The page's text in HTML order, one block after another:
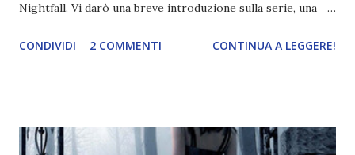
Nightfall. Vi darò una breve introduzione sulla serie, una
e anche un breve commento sui libri singoli. I libri sono in
grande (Devil's Night 1#) Autrice : Penelope Douglas
CONDIVIDI 2 COMMENTI CONTINUA A LEGGERE!